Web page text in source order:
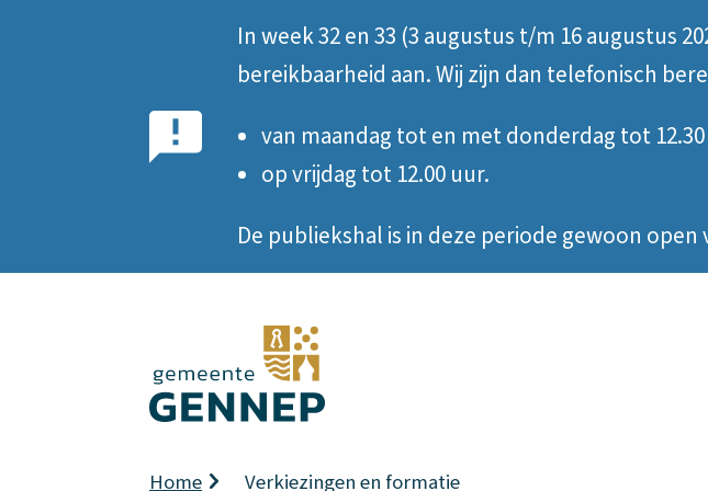
Belangrijke
notificatie
In week 32 en 33 (3 augustus t/m 16 augustus
bereikbaarheid aan. Wij zijn dan telefonisch
van maandag tot en met donderdag tot
op vrijdag tot 12.00 uur.
De publiekshal is in deze periode gewoon
Kruimelpad
Home Verkiezingen en formatie